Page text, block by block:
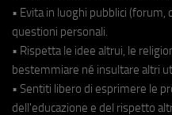
• Evita in luoghi pubblici
questioni personali.
• Rispetta le idee altrui, le
bestemmiare né insultare altri
• Sentiti libero di esprimere le
dell'educazione e del rispetto